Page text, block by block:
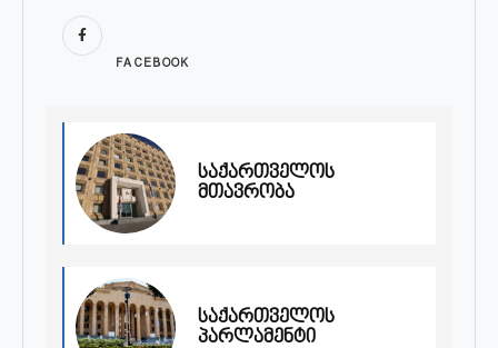
FACEBOOK
საქართველოს
მთავრობა
საქართველოს
პარლამენტი